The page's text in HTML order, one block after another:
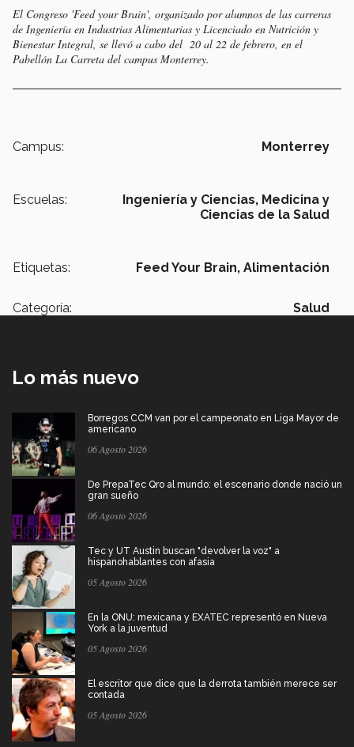
El Congreso 'Feed your Brain', organizado por alumnos de las carreras
de Ingeniería en Industrias Alimentarias y Licenciado en Nutrición y
Bienestar Integral, se llevó a cabo del 20 al 22 de febrero, en el
Pabellón La Carreta del campus Monterrey.
Campus: Monterrey
Escuelas: Ingeniería y Ciencias, Medicina y
Ciencias de la Salud
Etiquetas: Feed Your Brain, Alimentación
Categoría: Salud
Lo más nuevo
Borregos CCM van por el campeonato en Liga Mayor de
americano
06 Agosto 2026
De PrepaTec Qro al mundo: el escenario donde nació un
gran sueño
06 Agosto 2026
Tec y UT Austin buscan "devolver la voz" a
hispanohablantes con afasia
05 Agosto 2026
En la ONU: mexicana y EXATEC representó en Nueva
York a la juventud
05 Agosto 2026
El escritor que dice que la derrota también merece ser
contada
05 Agosto 2026